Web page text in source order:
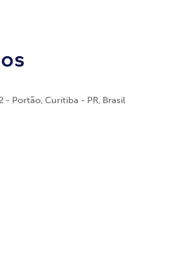
- Portão, Curitiba - PR, Brasil